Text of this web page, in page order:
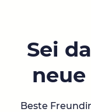
Sei
Beste